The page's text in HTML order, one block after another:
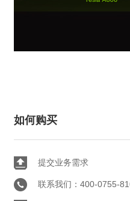
如何购买
提交业务需求
联系我们：400-0755-